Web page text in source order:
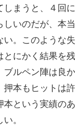
しまうと、４回
しいのだが、本
い。このような
にかく結果を
ブルペン陣は良
押本もヒットは
本という実績の
。